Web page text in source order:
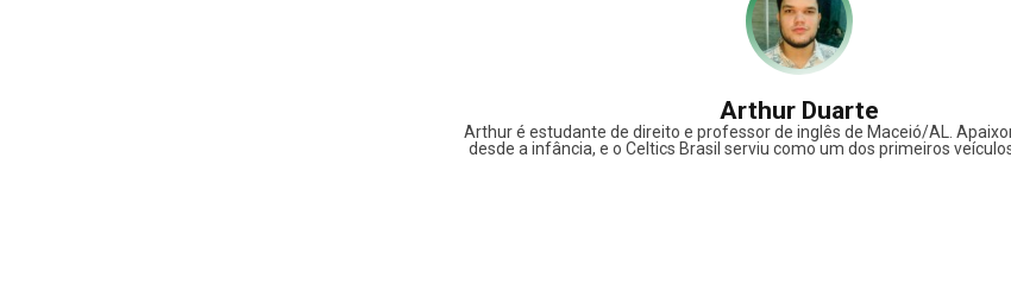
Arthur Duarte
Arthur é estudante de direito e professor de inglês de Maceió/AL.
desde a infância, e o Celtics Brasil serviu como um dos primeiros